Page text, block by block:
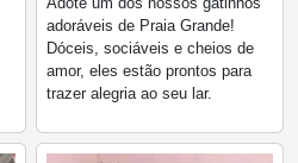
adoráveis de Praia Grande!
Dóceis, sociáveis e cheios de
amor, eles estão prontos para
trazer alegria ao seu lar.